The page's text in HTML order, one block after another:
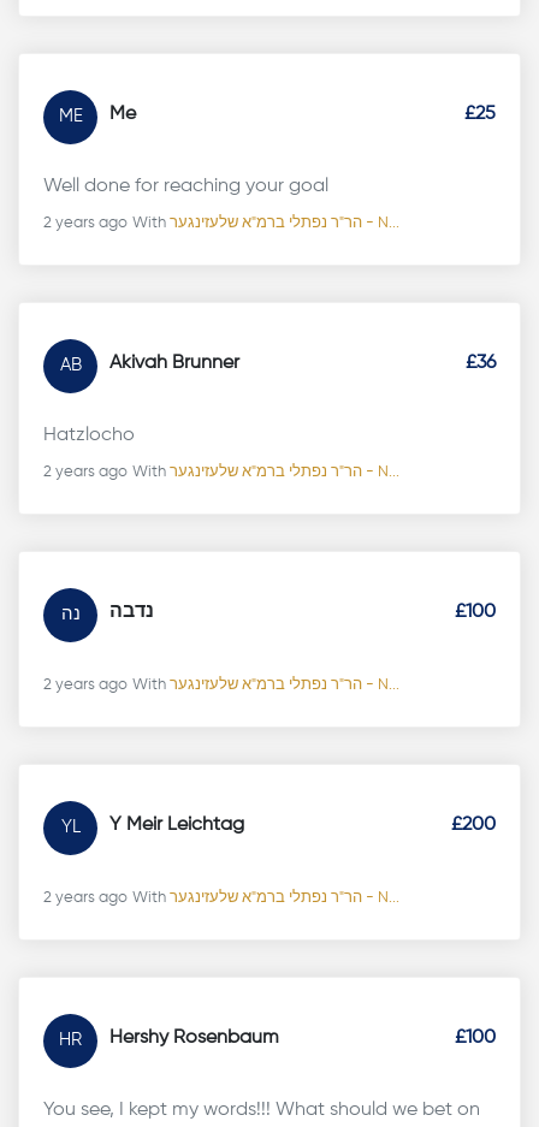
ME Me £25
Well done for reaching your goal
2 years ago With הר"ר נפתלי ברמ"א שלעזינגער - N...
AB Akivah Brunner £36
Hatzlocho
2 years ago With הר"ר נפתלי ברמ"א שלעזינגער - N...
נה נדבה £100
2 years ago With הר"ר נפתלי ברמ"א שלעזינגער - N...
YL Y Meir Leichtag £200
2 years ago With הר"ר נפתלי ברמ"א שלעזינגער - N...
HR Hershy Rosenbaum £100
You see, I kept my words!!! What should we bet on